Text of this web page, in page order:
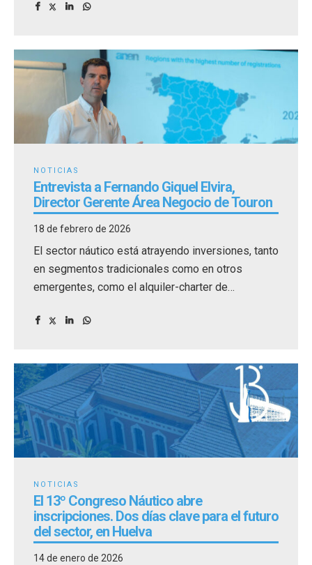
Auditorio Edgar Neville de Málaga.
NOTICIAS
Entrevista a Fernando Giquel Elvira,
Director Gerente Área Negocio de Touron
18 de febrero de 2026
El sector náutico está atrayendo inversiones, tanto
en segmentos tradicionales como en otros
emergentes, como el alquiler-charter de
NOTICIAS
El 13º Congreso Náutico abre
inscripciones. Dos días clave para el futuro
del sector, en Huelva
14 de enero de 2026